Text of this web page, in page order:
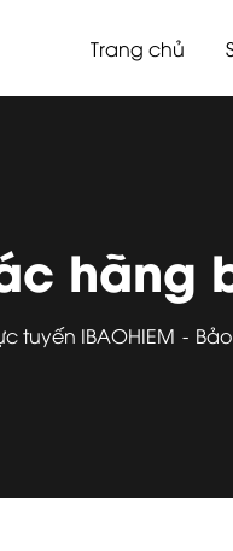
Trang chủ
hãng
tuyến IBAOHIEM